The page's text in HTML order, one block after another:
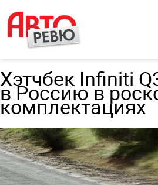
Хэтчбек Infiniti
в Россию в
комплектациях